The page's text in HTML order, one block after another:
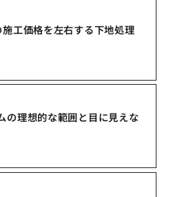
工価格を左右する下地処理
の理想的な範囲と目に見えな